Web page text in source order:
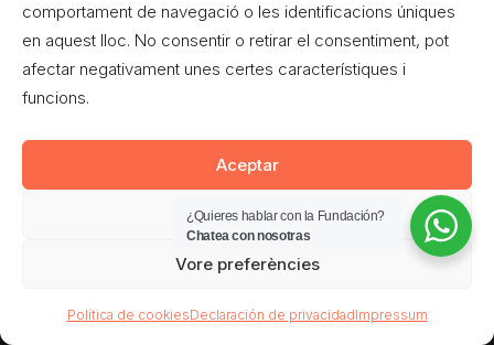
comportament de navegació o les identificacions úniques
en aquest lloc. No consentir o retirar el consentiment, pot
afectar negativament unes certes característiques i
funcions.
Aceptar
Denegar
Vore preferències
Política de cookiesDeclaración de privacidadImpressum
© 2026 Movimiento Ciudadano. All rights reserved
¿Quieres hablar con la Fundación?
Chatea con nosotras